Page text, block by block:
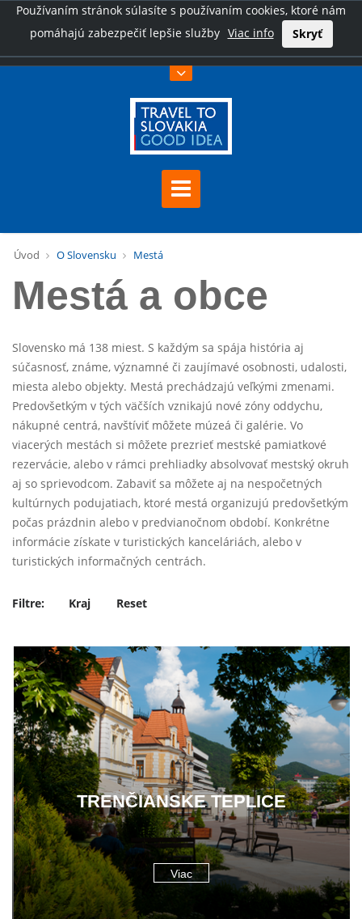
Používaním stránok súlasíte s používaním cookies, ktoré nám
pomáhajú zabezpečiť lepšie služby Viac info Skryť
Úvod O Slovensku Mestá
Mestá a obce
Slovensko má 138 miest. S každým sa spája história aj
súčasnosť, známe, významné či zaujímavé osobnosti, udalosti,
miesta alebo objekty. Mestá prechádzajú veľkými zmenami.
Predovšetkým v tých väčších vznikajú nové zóny oddychu,
nákupné centrá, navštíviť môžete múzeá či galérie. Vo
viacerých mestách si môžete prezrieť mestské pamiatkové
rezervácie, alebo v rámci prehliadky absolvovať mestský okruh
aj so sprievodcom. Zabaviť sa môžete aj na nespočetných
kultúrnych podujatiach, ktoré mestá organizujú predovšetkým
počas prázdnin alebo v predvianočnom období. Konkrétne
informácie získate v turistických kanceláriách, alebo v
turistických informačných centrách.
Filtre: Kraj Reset
TRENČIANSKE TEPLICE
Viac